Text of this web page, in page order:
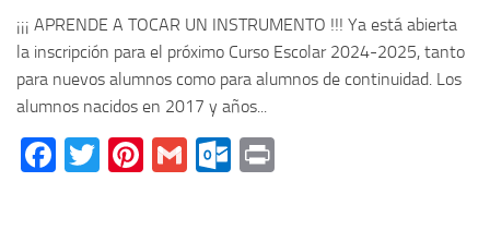
¡¡¡ APRENDE A TOCAR UN INSTRUMENTO !!! Ya está abierta
la inscripción para el próximo Curso Escolar 2024-2025, tanto
para nuevos alumnos como para alumnos de continuidad. Los
alumnos nacidos en 2017 y años...
Facebook
Twitter
Pinterest
GmailOutlook.com